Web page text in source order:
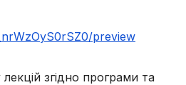
preview
згідно програми та